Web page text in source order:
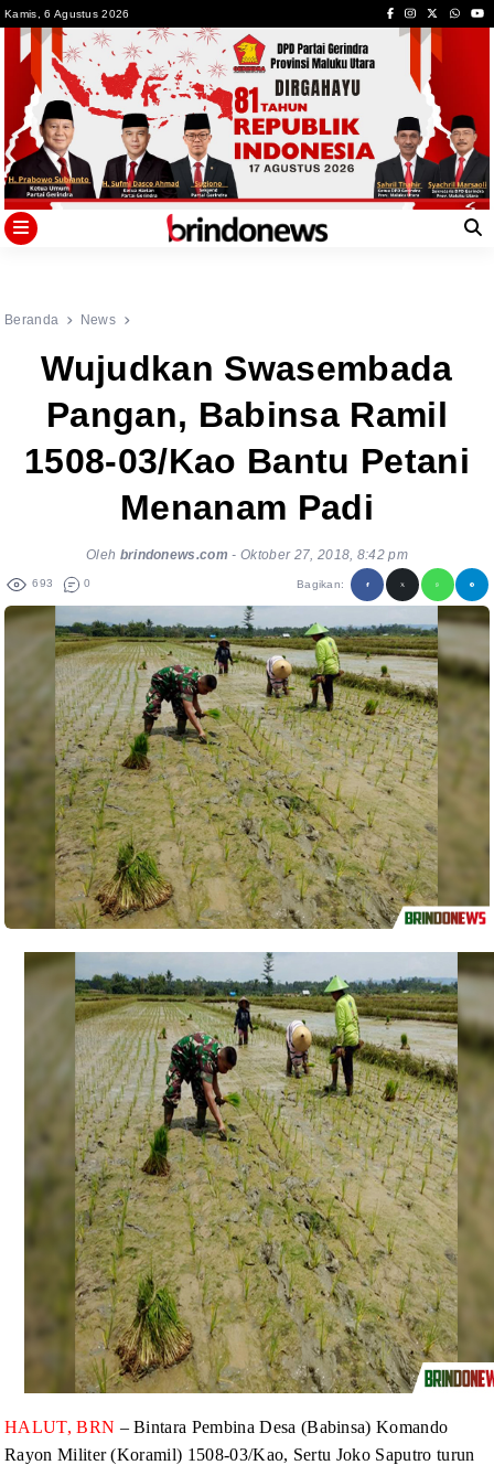
toKamis, 6 Agustus 2026
Beranda News
Wujudkan Swasembada
Pangan, Babinsa Ramil
1508-03/Kao Bantu Petani
Menanam Padi
Oleh brindonews.com -Oktober 27, 2018, 8:42 pm
693 0 Bagikan:
HALUT, BRN – Bintara Pembina Desa (Babinsa) Komando
Rayon Militer (Koramil) 1508-03/Kao, Sertu Joko Saputro turun